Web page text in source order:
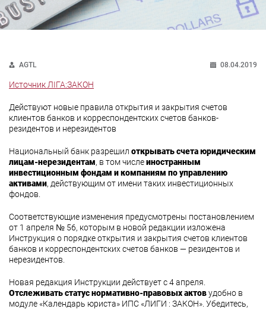
AGTL 08.04.2019
Источник ЛІГА:ЗАКОН
Действуют новые правила открытия и закрытия счетов
клиентов банков и корреспондентских счетов банков-
резидентов и нерезидентов
Национальный банк разрешил открывать счета юридическим
лицам-нерезидентам, в том числеиностранным
инвестиционным фондам и компаниям по управлению
активами, действующим от имени таких инвестиционных
фондов.
Соответствующие изменения предусмотрены постановлением
от 1 апреля № 56, которым в новой редакции изложена
Инструкция о порядке открытия и закрытия счетов клиентов
банков и корреспондентских счетов банков — резидентов и
нерезидентов.
Новая редакция Инструкции действует с 4 апреля.
Отслеживать статус нормативно-правовых актовудобно в
модуле «Календарь юриста» ИПС «ЛИГИ : ЗАКОН». Убедитесь,